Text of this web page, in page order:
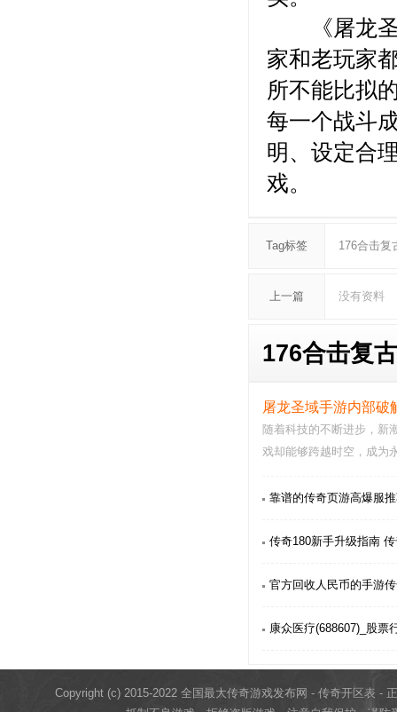
《屠龙圣
家和老玩家
所不能比拟
每一个战斗
明、设定合
戏。
Tag标签 176合击复
上一篇 没有资料
176合击复
屠龙圣域手游内部破
随着科技的不断进步，新
戏却能够跨越时空，成为
靠谱的传奇页游高爆服
传奇180新手升级指南
官方回收人民币的手游
康众医疗(688607)_股票
Copyright (c) 2015-2022 全国最大传奇游戏发布网 - 传奇开区表 -